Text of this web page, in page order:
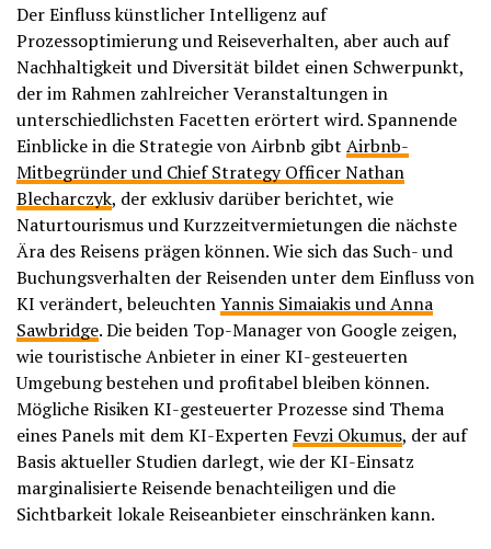
Der Einfluss künstlicher Intelligenz auf
Prozessoptimierung und Reiseverhalten, aber auch auf
Nachhaltigkeit und Diversität bildet einen Schwerpunkt,
der im Rahmen zahlreicher Veranstaltungen in
unterschiedlichsten Facetten erörtert wird. Spannende
Einblicke in die Strategie von Airbnb gibt Airbnb-
Mitbegründer und Chief Strategy Officer Nathan
Blecharczyk, der exklusiv darüber berichtet, wie
Naturtourismus und Kurzzeitvermietungen die nächste
Ära des Reisens prägen können. Wie sich das Such- und
Buchungsverhalten der Reisenden unter dem Einfluss von
KI verändert, beleuchtenYannis Simaiakis und Anna
Sawbridge. Die beiden Top-Manager von Google zeigen,
wie touristische Anbieter in einer KI-gesteuerten
Umgebung bestehen und profitabel bleiben können.
Mögliche Risiken KI-gesteuerter Prozesse sind Thema
eines Panels mit dem KI-Experten Fevzi Okumus, der auf
Basis aktueller Studien darlegt, wie der KI-Einsatz
marginalisierte Reisende benachteiligen und die
Sichtbarkeit lokale Reiseanbieter einschränken kann.